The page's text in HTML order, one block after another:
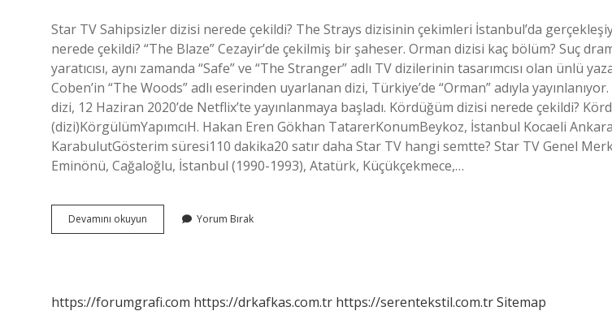
Star TV Sahipsizler dizisi nerede çekildi? The Strays dizisinin çekimleri İstanbul’da
nerede çekildi? “The Blaze” Cezayir’de çekilmiş bir şaheser. Orman dizisi kaç bölüm? Suç
yaratıcısı, aynı zamanda “Safe” ve “The Stranger” adlı TV dizilerinin tasarımcısı olan ünlü
Coben’in “The Woods” adlı eserinden uyarlanan dizi, Türkiye’de “Orman” adıyla
dizi, 12 Haziran 2020’de Netflix’te yayınlanmaya başladı. Kördüğüm dizisi nerede çekildi?
(dizi)KörgülümYapımcıH. Hakan Eren Gökhan TatarerKonumBeykoz, İstanbul Kocaeli
KarabulutGösterim süresi110 dakika20 satır daha Star TV hangi semtte? Star TV Genel
Eminönü, Cağaloğlu, İstanbul (1990-1993), Atatürk, Küçükçekmece,…
Devamını okuyun
Dizisi
Yorum Bırak
https://forumgrafi.com https://drkafkas.com.tr https://serentekstil.com.trSitemap